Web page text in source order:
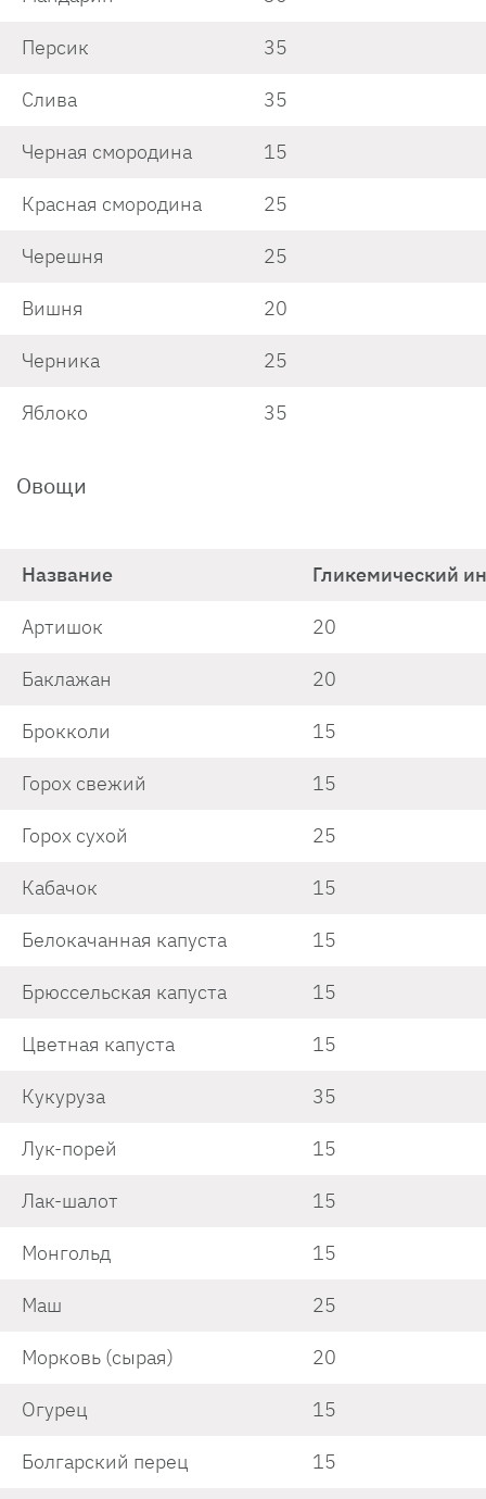
Персик 35
Слива 35
Черная смородина 15
Красная смородина 25
Черешня 25
Вишня 20
Черника 25
Яблоко 35
Овощи
Название Гликемический
Артишок 20
Баклажан 20
Брокколи 15
Горох свежий 15
Горох сухой 25
Кабачок 15
Белокачанная капуста 15
Брюссельская капуста 15
Цветная капуста 15
Кукуруза 35
Лук-порей 15
Лак-шалот 15
Монгольд 15
Маш 25
Морковь (сырая) 20
Огурец 15
Болгарский перец 15